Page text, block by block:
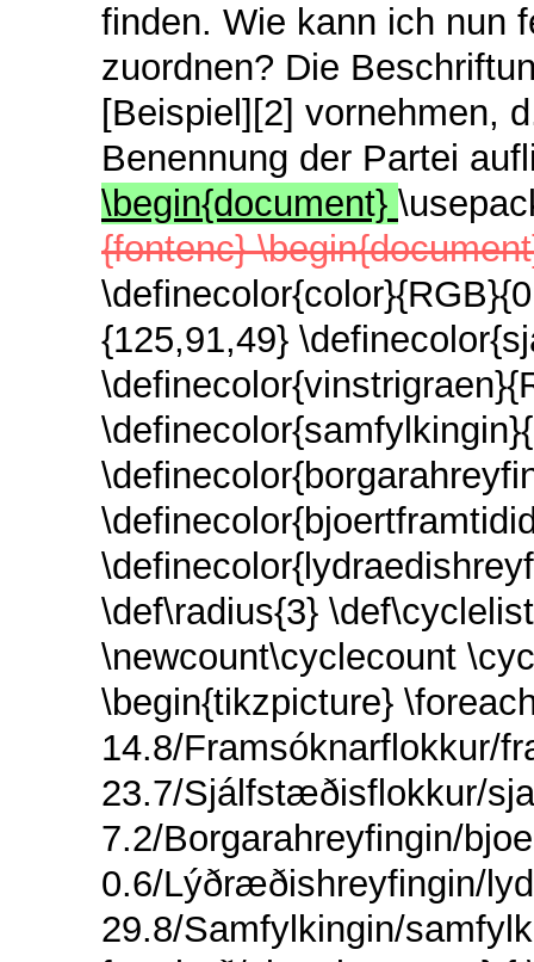
finden. Wie kann ich nun
zuordnen? Die
[Beispiel][2] vornehmen,
Benennung der Partei
\begin{document}
{fontenc}
{125,91,49}
\def\radius{3}
\newcount\cyclecount
\begin{tikzpicture}
14.8/Framsóknarflokkur/
23.7/Sjálfstæðisflokkur/
7.2/Borgarahreyfingin/
0.6/Lýðræðishreyfingin/
29.8/Samfylkingin/